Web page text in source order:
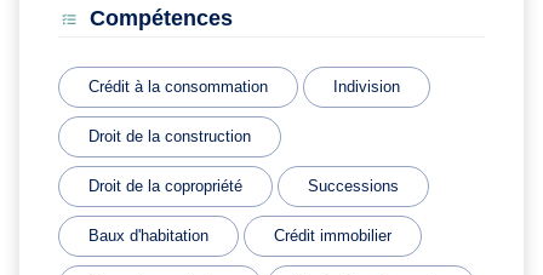
Compétences
Crédit à la consommation Indivision
Droit de la construction
Droit de la copropriété Successions
Baux d'habitation Crédit immobilier